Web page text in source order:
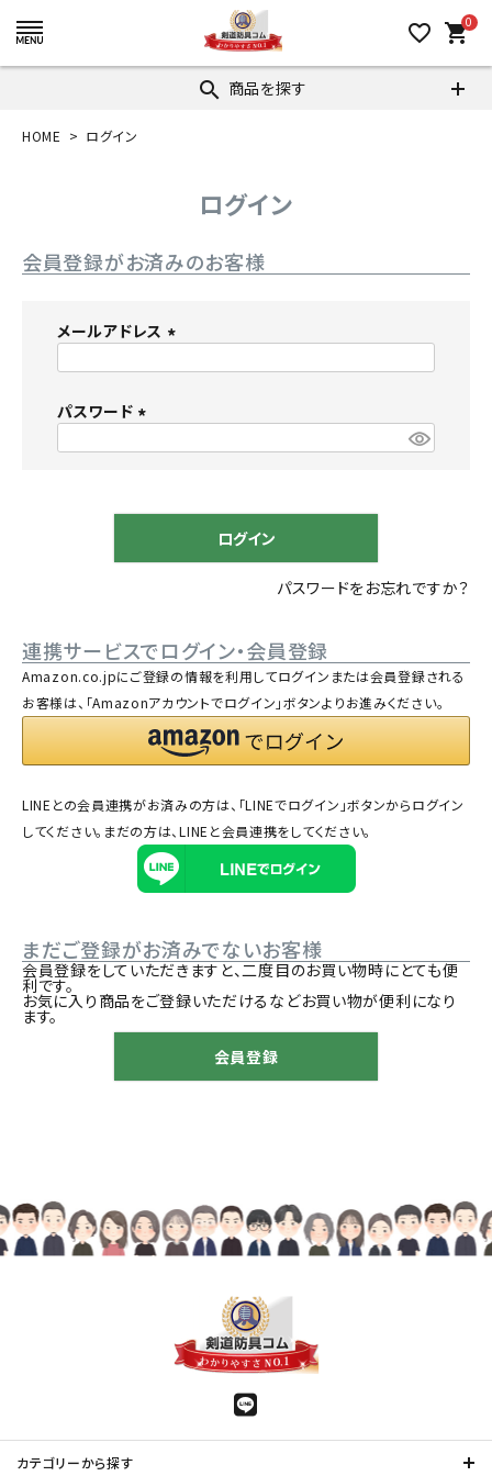
favorite_border 0
shopping_cart
search 商品を探す
HOME ログイン
ログイン
会員登録がお済みのお客様
メールアドレス
パスワード
)
ログイン
パスワードをお忘れですか？
連携サービスでログイン・会員登録
Amazon.co.jpにご登録の情報を利用してログインまたは会員登録される
お客様は、「Amazonアカウントでログイン」ボタンよりお進みください。
LINEとの会員連携がお済みの方は、「LINEでログイン」ボタンからログイン
してください。まだの方は、LINEと会員連携をしてください。
まだご登録がお済みでないお客様
会員登録をしていただきますと、二度目のお買い物時にとても便
利です。
お気に入り商品をご登録いただけるなどお買い物が便利になり
ます。
会員登録
カテゴリーから探す